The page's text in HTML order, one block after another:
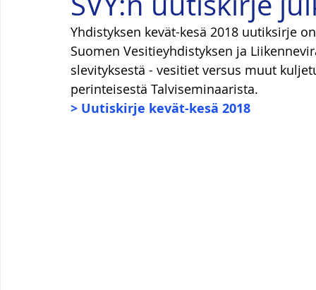
Yhdistyksen kevät-kesä 2018 uutiksirje
Suomen Vesitieyhdistyksen ja
slevityksestä - vesitiet versus muut
perinteisestä Talviseminaarista.
> Uutiskirje kevät-kesä 2018